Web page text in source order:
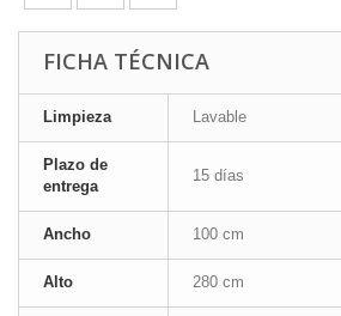
FICHA TÉCNICA
Limpieza Lavable
Plazo de
entrega
15 días
Ancho 100 cm
Alto 280 cm